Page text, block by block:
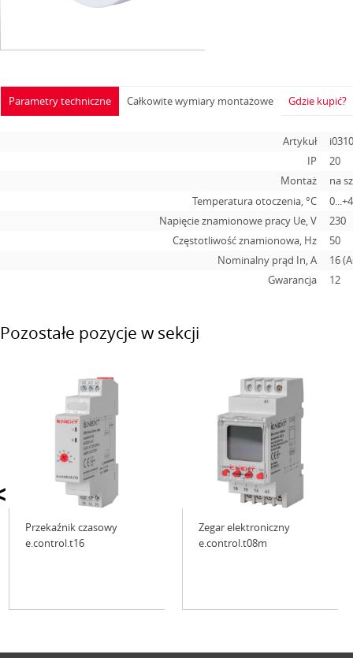
Parametry techniczne
Artykuł
IP
20
Montaż
na
Temperatura otoczenia, °С
Napięcie znamionowe pracy Ue, V
230
Częstotliwość znamionowa, Hz
50
Nominalny prąd In, А
16
Gwarancja
12
Całkowite wymiary montażowe Gdzie kupić?
Pozostałe pozycje w sekcji
Przekaźnik czasowy
e.control.t16
Zegar elektroniczny
e.control.t08m